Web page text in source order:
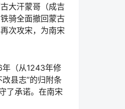
大汗蒙哥（成吉
骑全面撤回蒙古
次攻宋，为南宋
年（从1243年修
县志”的归附条
了承诺。在南宋